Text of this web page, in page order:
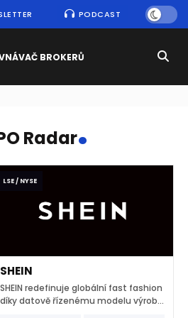
PODCAST
BROKERŮ
Radar.
LSE / NYSE
SHEIN
SHEIN redefinuje globální fast fashion
díky datově řízenému modelu výroby